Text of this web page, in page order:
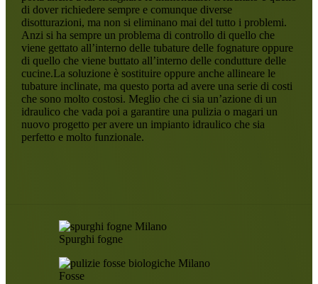
di dover richiedere sempre e comunque diverse
disotturazioni, ma non si eliminano mai del tutto i problemi.
Anzi si ha sempre un problema di controllo di quello che
viene gettato all’interno delle tubature delle fognature oppure
di quello che viene buttato all’interno delle condutture delle
cucine.La soluzione è sostituire oppure anche allineare le
tubature inclinate, ma questo porta ad avere una serie di costi
che sono molto costosi. Meglio che ci sia un’azione di un
idraulico che vada poi a garantire una pulizia o magari un
nuovo progetto per avere un impianto idraulico che sia
perfetto e molto funzionale.
Spurghi fogne
Fosse